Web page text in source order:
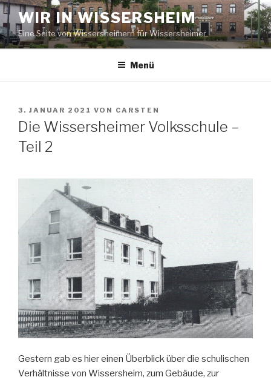
Zum
Inhalt
springen
WIR IN WISSERSHEIM
Eine Seite von Wissersheimern für Wissersheimer
Menü
VERÖFFENTLICHT
AM
3. JANUAR 2021 VON CARSTEN
Die Wissersheimer Volksschule –
Teil 2
Gestern gab es hier einen Überblick über die schulischen
Verhältnisse von Wissersheim, zum Gebäude, zur